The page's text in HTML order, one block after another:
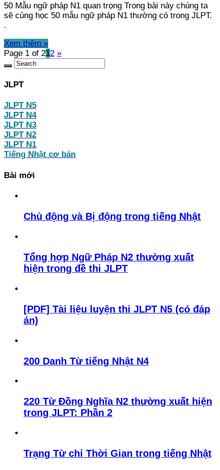
50 Mẫu ngữ pháp N1 quan trọng Trong bài này chúng ta
sẽ cùng học 50 mẫu ngữ pháp N1 thường có trong JLPT.
.
Xem thêm »
Page 1 of 212 »
JLPT
JLPT N5
JLPT N4
JLPT N3
JLPT N2
JLPT N1
Tiếng Nhật cơ bản
Bài mới
Chủ động và Bị động trong tiếng Nhật
Tổng hợp Ngữ Pháp N2 thường xuất
hiện trong đề thi JLPT
[PDF] Tài liệu luyện thi JLPT N5 (có đáp
án)
200 Danh Từ tiếng Nhật N4
220 Từ Đồng Nghĩa N2 thường xuất hiện
trong JLPT: Phần 2
Trạng Từ chỉ Thời Gian trong tiếng Nhật